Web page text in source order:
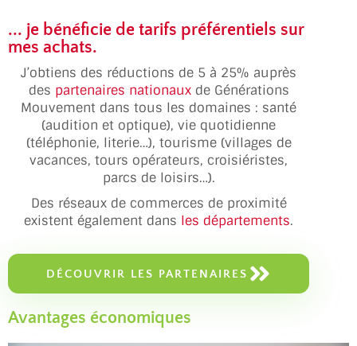
... je bénéficie de tarifs préférentiels sur
mes achats.
J’obtiens des réductions de 5 à 25% auprès
des partenaires nationauxde Générations
Mouvement dans tous les domaines : santé
(audition et optique), vie quotidienne
(téléphonie, literie…), tourisme (villages de
vacances, tours opérateurs, croisiéristes,
parcs de loisirs…).
Des réseaux de commerces de proximité
existent également dans les départements.
DÉCOUVRIR LES PARTENAIRES
Avantages économiques